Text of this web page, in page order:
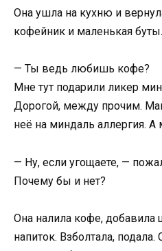
Она ушла на кухню и
кофейник и маленькая
— Ты ведь любишь кофе?
Мне тут подарили ликер
Дорогой, между прочим.
неё на миндаль аллергия.
— Ну, если угощаете, —
Почему бы и нет?
Она налила кофе,
напиток. Взболтала,